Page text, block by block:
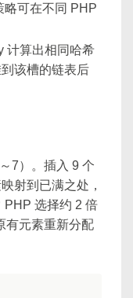
略可在不同 PHP
计算出相同哈希
该槽的链表后
7）。插入 9 个
射到已满之处，
PHP 选择约 2 倍
有元素重新分配